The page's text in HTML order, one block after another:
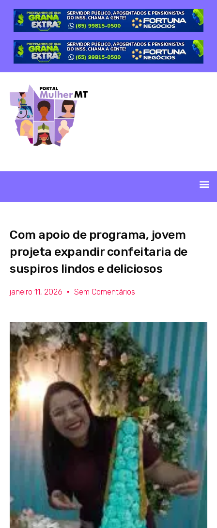
Com apoio de programa, jovem
projeta expandir confeitaria de
suspiros lindos e deliciosos
janeiro 11, 2026 Sem Comentários